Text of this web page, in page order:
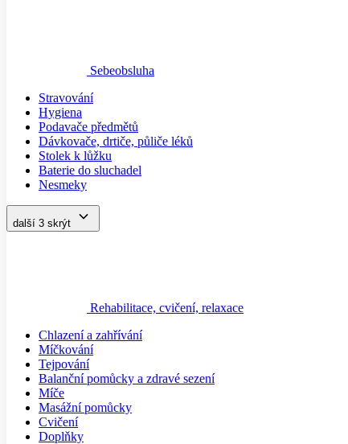
Sebeobsluha
Stravování
Hygiena
Podavače předmětů
Dávkovače, drtiče, půliče léků
Stolek k lůžku
Baterie do sluchadel
Nesmeky
další 3 skrýt
Rehabilitace, cvičení, relaxace
Chlazení a zahřívání
Míčkování
Tejpování
Balanční pomůcky a zdravé sezení
Míče
Masážní pomůcky
Cvičení
Doplňky